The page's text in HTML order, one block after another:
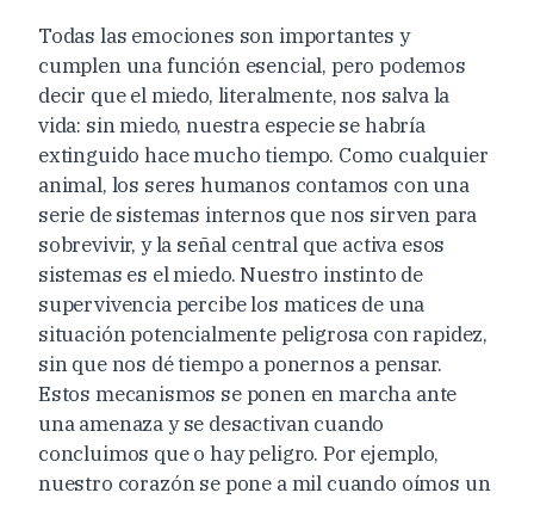
Todas las emociones son importantes y
cumplen una función esencial, pero podemos
decir que el miedo, literalmente, nos salva la
vida: sin miedo, nuestra especie se habría
extinguido hace mucho tiempo. Como cualquier
animal, los seres humanos contamos con una
serie de sistemas internos que nos sirven para
sobrevivir, y la señal central que activa esos
sistemas es el miedo. Nuestro instinto de
supervivencia percibe los matices de una
situación potencialmente peligrosa con rapidez,
sin que nos dé tiempo a ponernos a pensar.
Estos mecanismos se ponen en marcha ante
una amenaza y se desactivan cuando
concluimos que o hay peligro. Por ejemplo,
nuestro corazón se pone a mil cuando oímos un